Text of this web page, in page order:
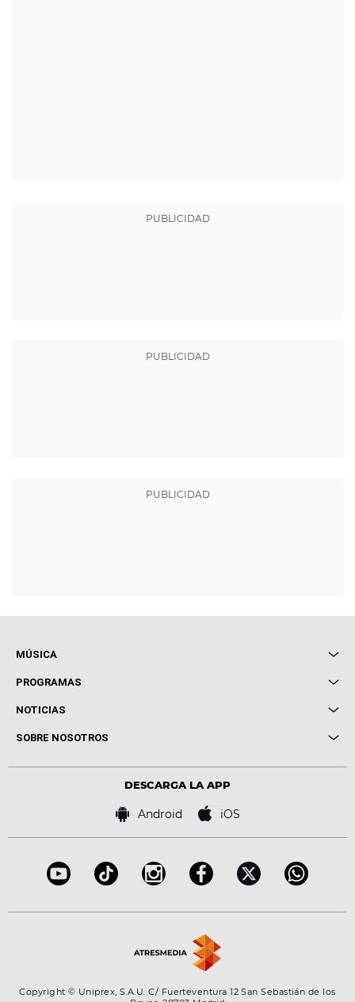
MÚSICA
Local de Ensayo Europa FM
Conciertos
PROGRAMAS
Cuerpos especiales
Locutores Europa FM
NOTICIAS
Cine y Televisión
Virales
SOBRE NOSOTROS
Bases de concursos
DESCARGA LA APP
Android iOS
Copyright © Uniprex, S.A.U. C/ Fuerteventura 12 San Sebastián de los